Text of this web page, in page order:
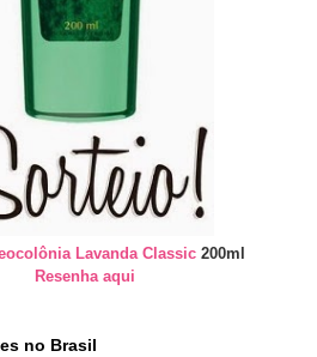
Lavanda Classic 200ml
Resenha aqui
no Brasil